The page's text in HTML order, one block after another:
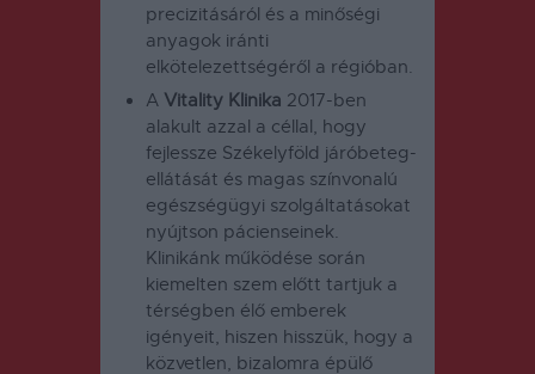
precizitásáról és a minőségi
anyagok iránti
elkötelezettségéről a régióban.
A Vitality Klinika 2017-ben
alakult azzal a céllal, hogy
fejlessze Székelyföld járóbeteg-
ellátását és magas színvonalú
egészségügyi szolgáltatásokat
nyújtson pácienseinek.
Klinikánk működése során
kiemelten szem előtt tartjuk a
térségben élő emberek
igényeit, hiszen hisszük, hogy a
közvetlen, bizalomra épülő